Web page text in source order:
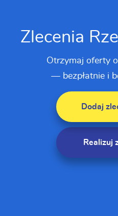
Zlecenia
Otrzymaj oferty
— bezpłatnie i
Dodaj
Realizuj